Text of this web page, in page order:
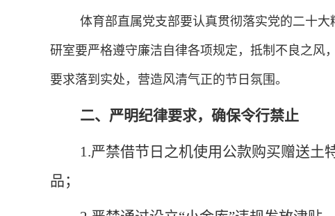
体育部直属党支部要认真贯彻落实党的二十
研室要严格遵守廉洁自律各项规定，抵制不良之风
要求落到实处，营造风清气正的节日氛围。
二、严明纪律要求，确保令行禁止
1.严禁借节日之机使用公款购买赠送土
品；